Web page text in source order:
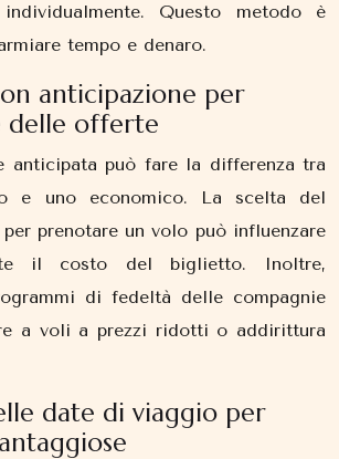
Questo metodo è
tempo e denaro.
anticipazione per
delle offerte
anticipata può fare la differenza tra
e uno economico. La scelta del
prenotare un volo può influenzare
il costo del biglietto. Inoltre,
di fedeltà delle compagnie
a voli a prezzi ridotti o addirittura
date di viaggio per